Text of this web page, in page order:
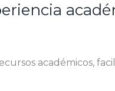
académicos,